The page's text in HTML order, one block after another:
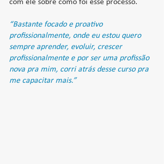
com ele sobre como foi esse processo.
“Bastante focado e proativo
profissionalmente, onde eu estou quero
sempre aprender, evoluir, crescer
profissionalmente e por ser uma profissão
nova pra mim, corri atrás desse curso pra
me capacitar mais.”